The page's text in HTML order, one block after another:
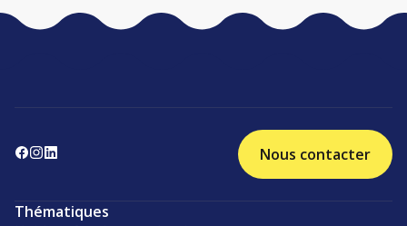
Nous contacter
Thématiques